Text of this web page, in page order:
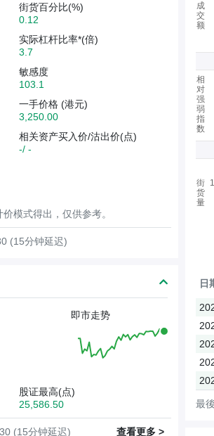
街货百分比(%)
0.12
实际杠杆比率*(倍)
3.7
敏感度
103.1
一手价格 (港元)
3,250.00
相关资产买入价/沽出价(点)
-/ -
模式得出，仅供参考。
(15分钟延迟)
即市走势
股证最高(点)
25,586.50
(15分钟延迟) 查看更多 >
成
交
额
相
对
强
弱
指
数
街
货
量
日
最